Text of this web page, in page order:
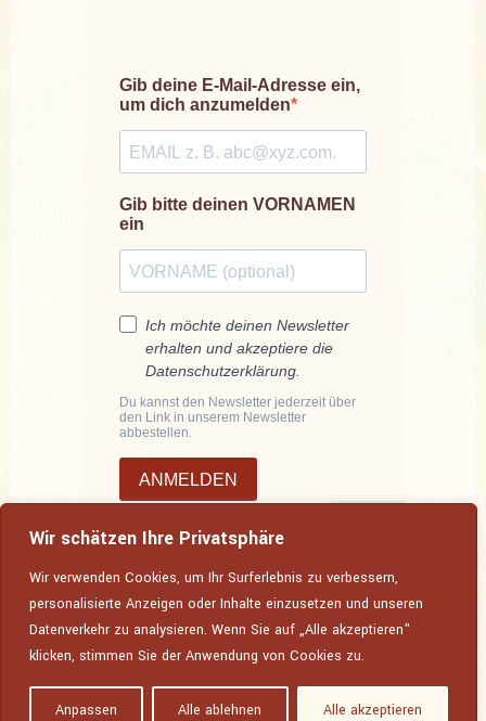
Wir schätzen Ihre Privatsphäre
Wir verwenden Cookies, um Ihr Surferlebnis zu verbessern,
personalisierte Anzeigen oder Inhalte einzusetzen und unseren
Datenverkehr zu analysieren. Wenn Sie auf „Alle akzeptieren"
klicken, stimmen Sie der Anwendung von Cookies zu.
Anpassen Alle ablehnen Alle akzeptieren
Tel.: 015757844329 |email| Schulplatz 4, 01662 Meissen